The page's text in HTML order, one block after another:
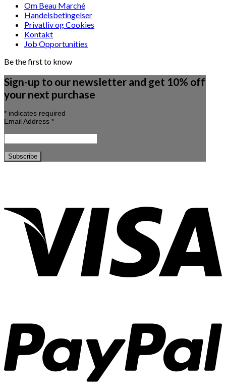
Om Beau Marché
Handelsbetingelser
Privatliv og Cookies
Kontakt
Job Opportunities
Be the first to know
Sign-up to our newsletter and get 10% off
your next purchase
* indicates required
Email Address *